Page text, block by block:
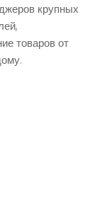
крупных
товаров от